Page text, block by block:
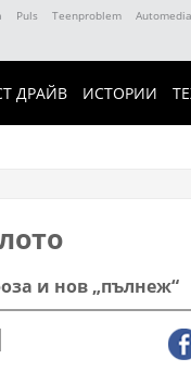
Puls Teenproblem Automedia
ДРАЙВ ИСТОРИИ
и нов „пълнеж“